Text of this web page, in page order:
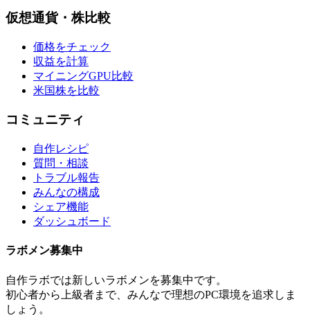
仮想通貨・株比較
価格をチェック
収益を計算
マイニングGPU比較
米国株を比較
コミュニティ
自作レシピ
質問・相談
トラブル報告
みんなの構成
シェア機能
ダッシュボード
ラボメン募集中
自作ラボでは新しいラボメンを募集中です。
初心者から上級者まで、みんなで理想のPC環境を追求しま
しょう。